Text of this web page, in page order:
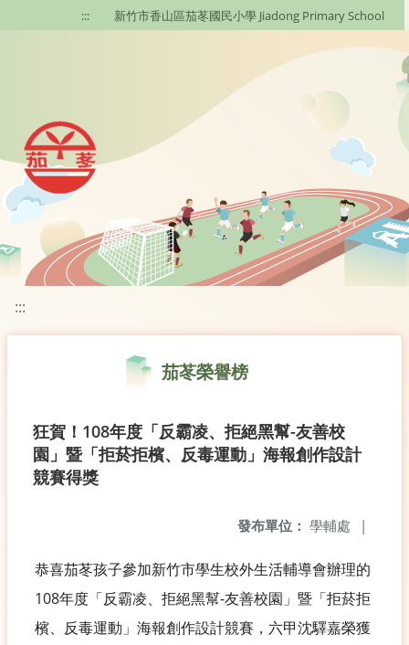
移至網頁之主要內容區位置
::: 新竹市香山區茄苳國民小學 Jiadong Primary School
:::
茄苳榮譽榜
狂賀！108年度「反霸凌、拒絕黑幫-友善校
園」暨「拒菸拒檳、反毒運動」海報創作設計
競賽得獎
發布單位： 學輔處 |
恭喜茄苳孩子參加新竹市學生校外生活輔導會辦理的
108年度「反霸凌、拒絕黑幫-友善校園」暨「拒菸拒
檳、反毒運動」海報創作設計競賽，六甲沈驛嘉榮獲